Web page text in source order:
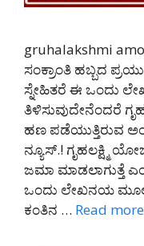
gruhalakshmi
ಸಂಕ್ರಾಂತಿ ಹಬ್ಬದ
ಸ್ನೇಹಿತರೆ ಈ ಒಂದು
ತಿಳಿಸುವುದೇನೆಂದರೆ
ಹಣ ಪಡೆಯುತ್ತಿರುವ
ನ್ಯೂಸ್.! ಗೃಹಲಕ್ಷ್ಮಿ
ಜಮಾ ಮಾಡಲಾಗುತ್ತೆ
ಒಂದು ಲೇಖನಯ
ಕಂತಿನ … Read more